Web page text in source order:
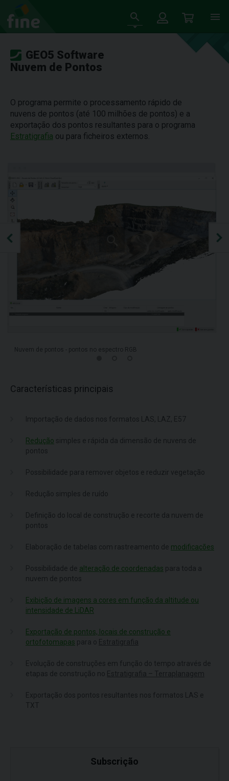
GEO5 Software
Nuvem de Pontos
O programa permite o processamento rápido de
nuvens de pontos (até 100 milhões de pontos) e a
exportação dos pontos resultantes para o programa
Estratigrafia ou para ficheiros externos.
Nuvem de pontos - pontos no espectro RGB
Características principais
Importação de dados nos formatos LAS, LAZ, E57
Redução simples e rápida da dimensão de nuvens de
pontos
Possibilidade para remover objetos e reduzir vegetação
Redução simples de ruído
Definição do local de construção e recorte da nuvem de
pontos
Elaboração de tabelas com rastreamento de modificações
Possibilidade de alteração de coordenadas para toda a
nuvem de pontos
Exibição de imagens a cores em função da altitude ou
intensidade de LiDAR
Exportação de pontos, locais de construção e
ortofotomapas para o Estratigrafia
Evolução de construções em função do tempo através de
etapas de construção no Estratigrafia – Terraplanagem
Exportação dos pontos resultantes nos formatos LAS e
TXT
Subscrição